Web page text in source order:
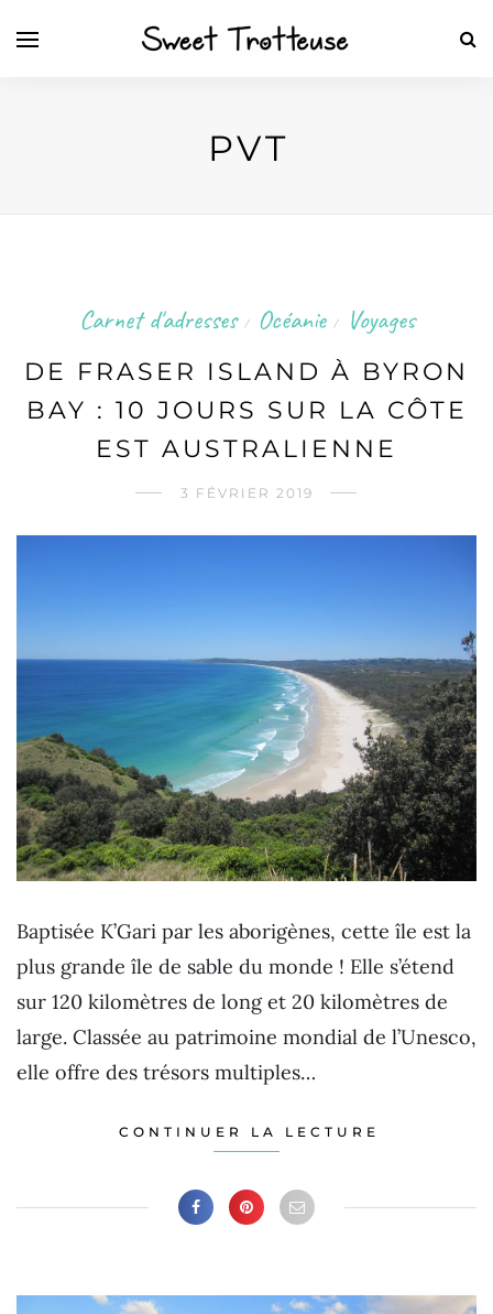
PVT
Carnet d'adresses / Océanie / Voyages
DE FRASER ISLAND À BYRON
BAY : 10 JOURS SUR LA CÔTE
EST AUSTRALIENNE
3 FÉVRIER 2019
Baptisée K’Gari par les aborigènes, cette île est la
plus grande île de sable du monde ! Elle s’étend
sur 120 kilomètres de long et 20 kilomètres de
large. Classée au patrimoine mondial de l’Unesco,
elle offre des trésors multiples…
CONTINUER LA LECTURE